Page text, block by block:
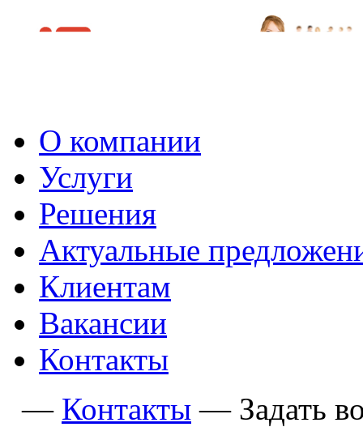
О компании
Услуги
Решения
Актуальные
Клиентам
Вакансии
Контакты
— Контакты — Задать